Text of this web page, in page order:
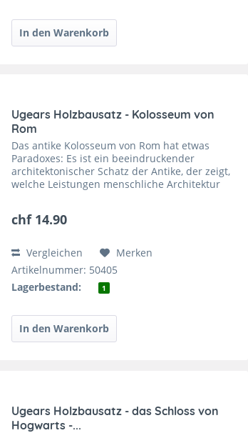
Ugears Holzbausatz - Kolosseum von
Rom
Das antike Kolosseum von Rom hat etwas
Paradoxes: Es ist ein beeindruckender
architektonischer Schatz der Antike, der zeigt,
welche Leistungen menschliche Architektur
chf 14.90
Vergleichen
Merken
Artikelnummer: 50405
Lagerbestand:
1
Ugears Holzbausatz - das Schloss von
Hogwarts -...